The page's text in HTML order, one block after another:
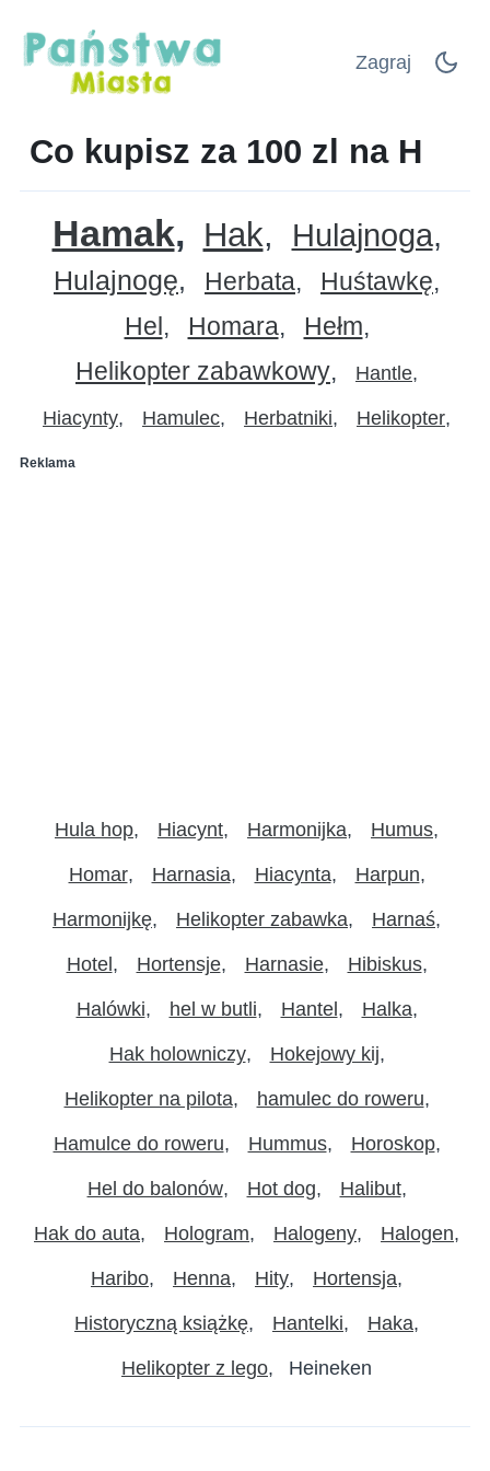
Zagraj
Co kupisz za 100 zl na H
Hamak Hak Hulajnoga
Hulajnogę Herbata
Huśtawkę
Hel
Homara
Hełm
Helikopter zabawkowy
Hantle
Hiacynty Hamulec Herbatniki Helikopter
Reklama
Hula hop Hiacynt Harmonijka Humus
Homar Harnasia Hiacynta Harpun
Harmonijkę Helikopter zabawka Harnaś
Hotel Hortensje Harnasie Hibiskus
Halówki hel w butli Hantel Halka
Hak holowniczy Hokejowy kij
Helikopter na pilota hamulec do roweru
Hamulce do roweru Hummus Horoskop
Hel do balonów Hot dog Halibut
Hak do auta Hologram Halogeny Halogen
Haribo Henna Hity Hortensja
Historyczną książkę Hantelki Haka
Helikopter z lego Heineken